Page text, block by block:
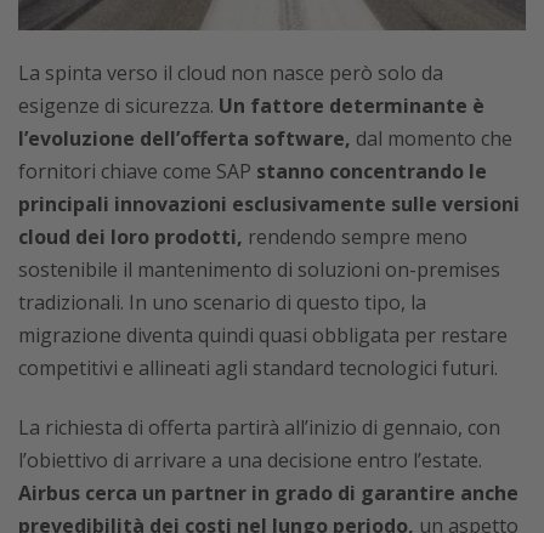
La spinta verso il cloud non nasce però solo da
esigenze di sicurezza. Un fattore determinante è
l’evoluzione dell’offerta software, dal momento che
fornitori chiave come SAP stanno concentrando le
principali innovazioni esclusivamente sulle versioni
cloud dei loro prodotti, rendendo sempre meno
sostenibile il mantenimento di soluzioni on-premises
tradizionali. In uno scenario di questo tipo, la
migrazione diventa quindi quasi obbligata per restare
competitivi e allineati agli standard tecnologici futuri.
La richiesta di offerta partirà all’inizio di gennaio, con
l’obiettivo di arrivare a una decisione entro l’estate.
Airbus cerca un partner in grado di garantire anche
prevedibilità dei costi nel lungo periodo, un aspetto